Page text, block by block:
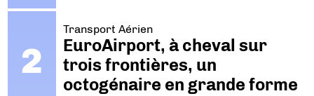
Transport Aérien
EuroAirport, à cheval sur
trois frontières, un
octogénaire en grande forme